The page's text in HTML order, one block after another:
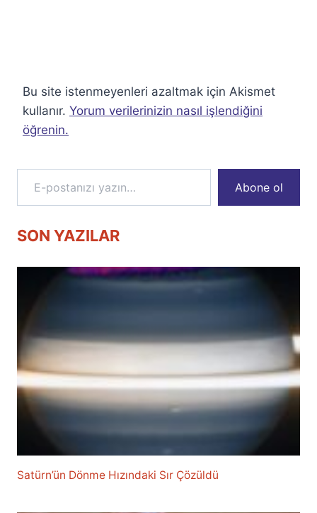
Bu site istenmeyenleri azaltmak için Akismet
kullanır. Yorum verilerinizin nasıl işlendiğini
öğrenin.
E-postanızı yazın…
Abone ol
SON YAZILAR
Satürn’ün Dönme Hızındaki Sır Çözüldü